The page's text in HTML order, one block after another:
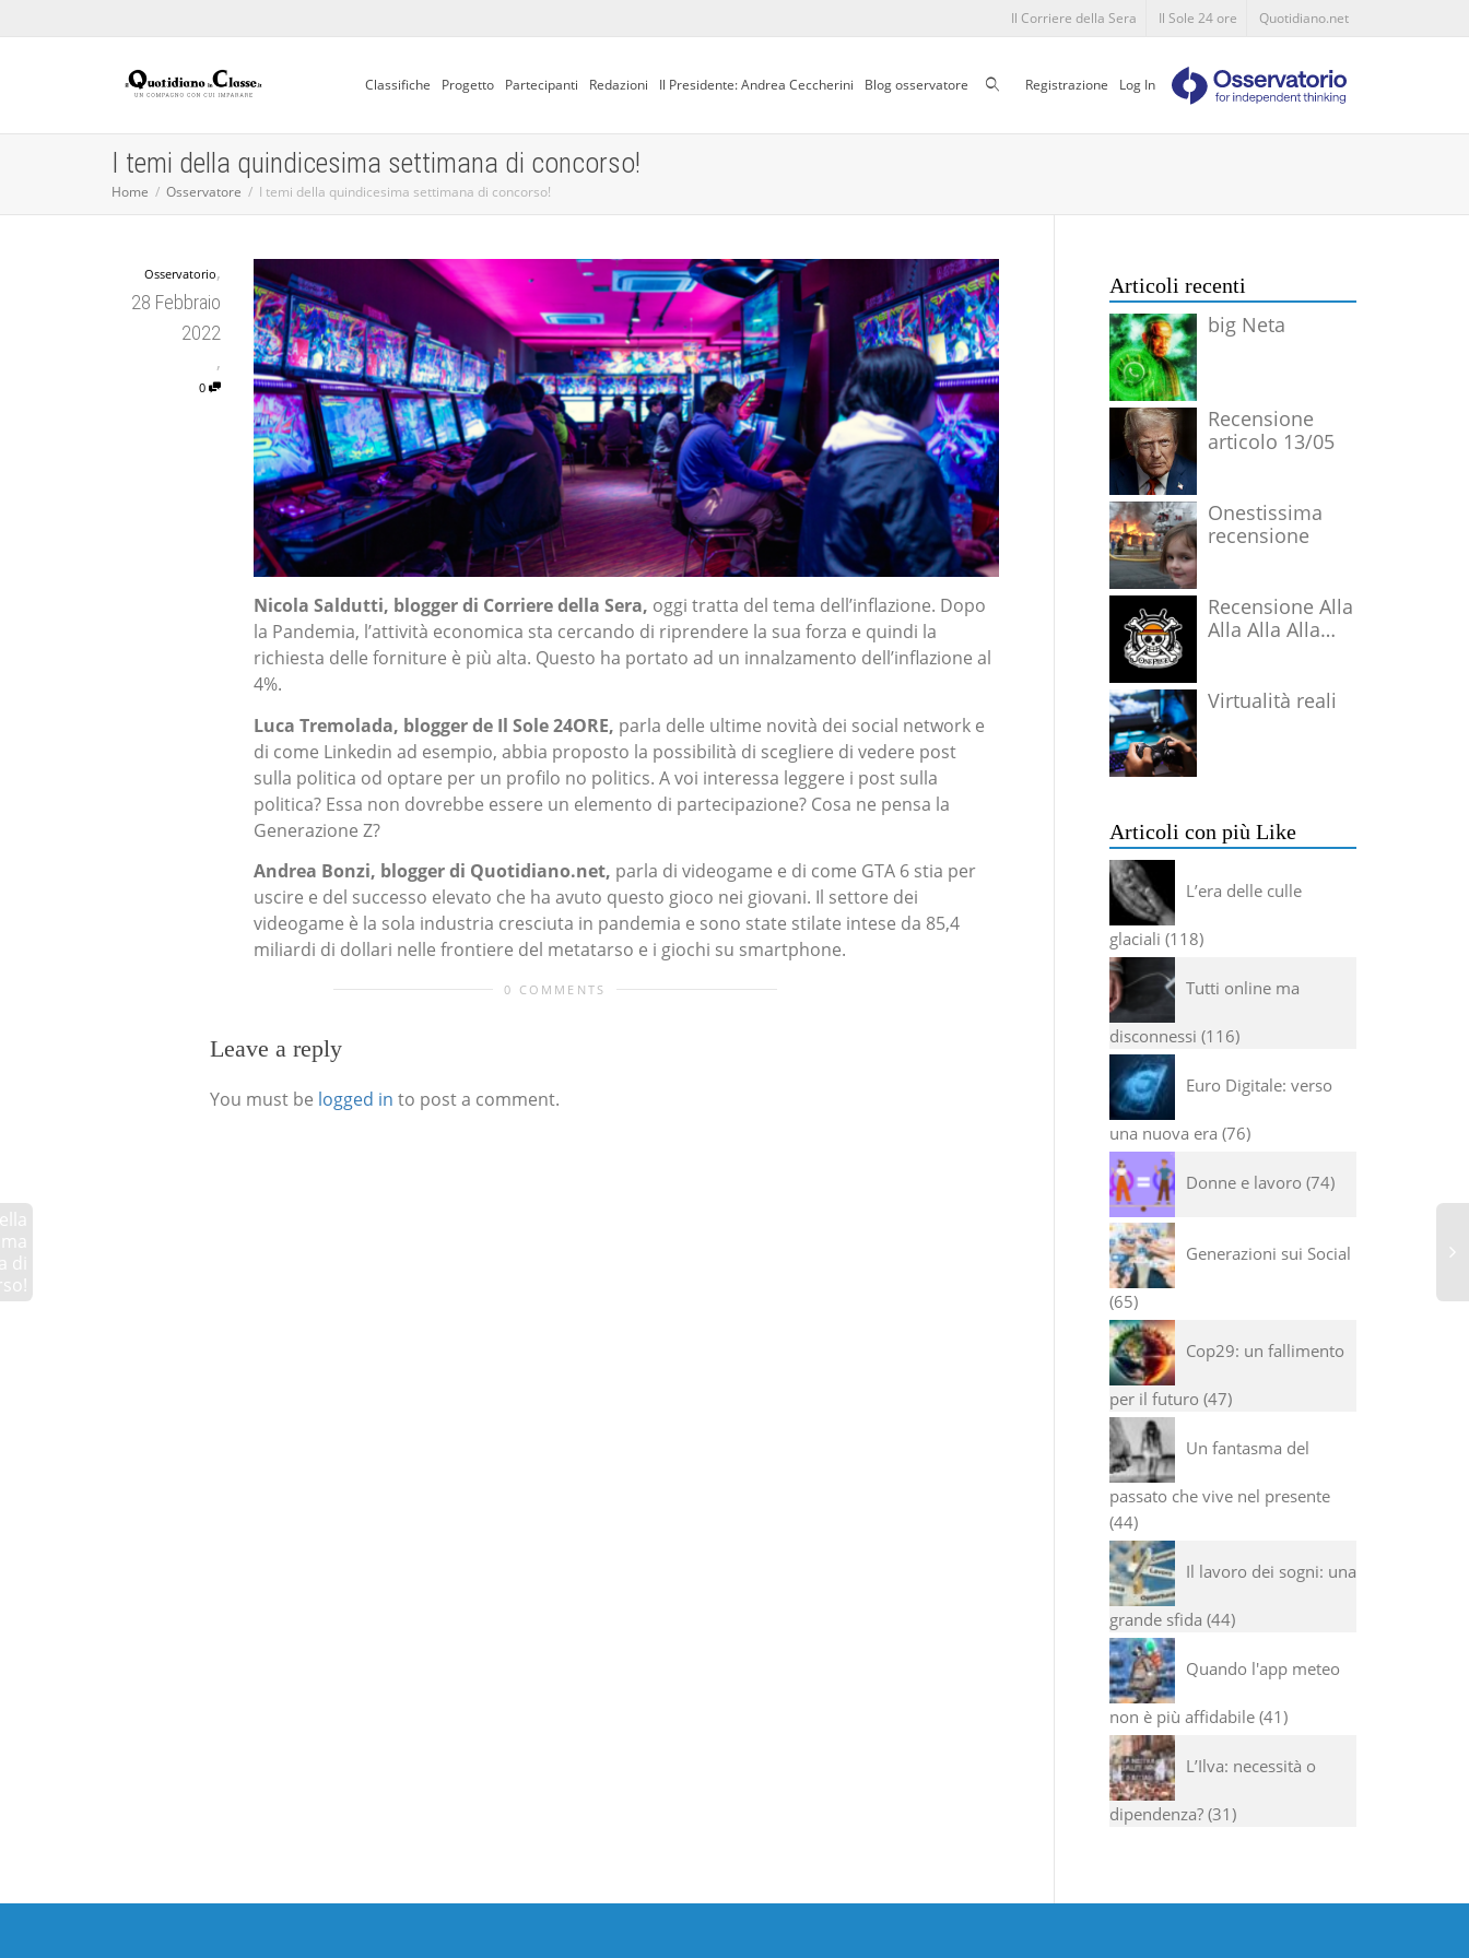
Il Corriere della Sera Il Sole 24 ore Quotidiano.net
Classifiche Progetto Partecipanti Redazioni Il Presidente: Andrea Ceccherini Blog osservatore CercaRegistrazione Log In
I temi della quindicesima settimana di concorso!
Home Osservatore I temi della quindicesima settimana di concorso!
Osservatorio,
28 Febbraio
2022
,
0
Nicola Saldutti, blogger di Corriere della Sera, oggi tratta del tema dell’inflazione. Dopo
la Pandemia, l’attività economica sta cercando di riprendere la sua forza e quindi la
richiesta delle forniture è più alta. Questo ha portato ad un innalzamento dell’inflazione al
4%.
Luca Tremolada, blogger de Il Sole 24ORE, parla delle ultime novità dei social network e
di come Linkedin ad esempio, abbia proposto la possibilità di scegliere di vedere post
sulla politica od optare per un profilo no politics. A voi interessa leggere i post sulla
politica? Essa non dovrebbe essere un elemento di partecipazione? Cosa ne pensa la
Generazione Z?
Andrea Bonzi, blogger di Quotidiano.net, parla di videogame e di come GTA 6 stia per
uscire e del successo elevato che ha avuto questo gioco nei giovani. Il settore dei
videogame è la sola industria cresciuta in pandemia e sono state stilate intese da 85,4
miliardi di dollari nelle frontiere del metatarso e i giochi su smartphone.
di
0 COMMENTS
Leave a reply
You must be logged in to post a comment.
Articoli recenti
big Neta
Recensione
articolo 13/05
Onestissima
recensione
Recensione Alla
Alla Alla Alla
Virtualità reali
Articoli con più Like
L’era delle culle
glaciali 118
Tutti online ma
disconnessi 116
Euro Digitale: verso
una nuova era 76
Donne e lavoro 74
Generazioni sui Social
65
Cop29: un fallimento
per il futuro 47
Un fantasma del
passato che vive nel presente
44
Il lavoro dei sogni: una
grande sfida 44
Quando l'app meteo
non è più affidabile 41
L’Ilva: necessità o
dipendenza? 31